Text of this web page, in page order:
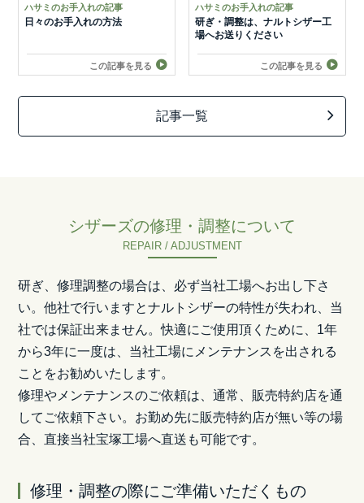
ハサミのお手入れの記事
日々のお手入れの方法
この記事を見る
ハサミのお手入れの記事
研ぎ・調整は、ナルトシザー工
場へお送りください
この記事を見る
記事一覧
シザーズの修理・調整について
REPAIR / ADJUSTMENT
研ぎ、修理調整の場合は、必ず当社工場へお出し下さ
い。他社で行いますとナルトシザーの特性が失われ、当
社では保証出来ません。快適にご使用頂くために、1年
から3年に一度は、当社工場にメンテナンスを出される
ことをお勧めいたします。
修理やメンテナンスのご依頼は、通常、販売特約店を通
してご依頼下さい。お勤め先に販売特約店が無い等の場
合、直接当社宝塚工場へ直送も可能です。
修理・調整の際にご準備いただくもの